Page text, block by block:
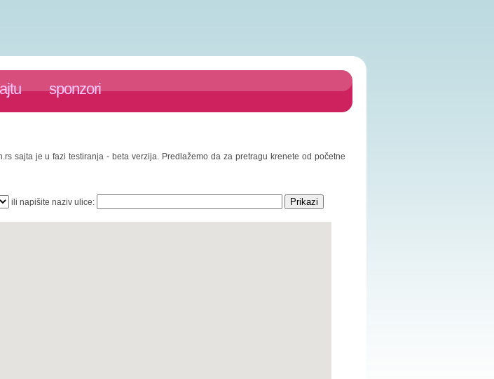
sponzori
sajta je u fazi testiranja - beta verzija. Predlažemo da za pretragu krenete od početne
ili napišite naziv ulice: